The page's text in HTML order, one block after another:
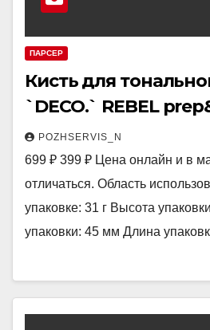
ПАРСЕР
Кисть для
`DECO.` REBEL
POZHSERVIS_N
699 ₽ 399 ₽ Цена онлайн и в
отличаться. Область
упаковке: 31 г Высота
упаковки: 45 мм Длина